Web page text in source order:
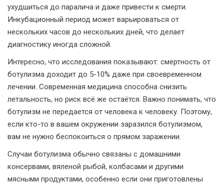
ухудшиться до паралича и даже привести к смерти.
Инкубационный период может варьироваться от
нескольких часов до нескольких дней, что делает
диагностику иногда сложной.
Интересно, что исследования показывают: смертность от
ботулизма доходит до 5-10% даже при своевременном
лечении. Современная медицина способна снизить
летальность, но риск всё же остаётся. Важно понимать, что
ботулизм не передается от человека к человеку. Поэтому,
если кто-то в вашем окружении заразился ботулизмом,
вам не нужно беспокоиться о прямом заражении.
Случаи ботулизма обычно связаны с домашними
консервами, вяленой рыбой, колбасами и другими
мясными продуктами, особенно если они приготовлены